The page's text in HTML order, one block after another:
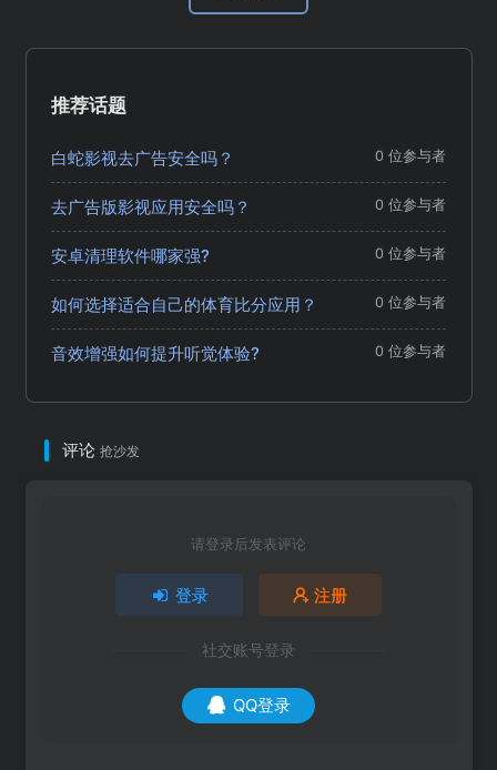
推荐话题
白蛇影视去广告安全吗？ 0 位参与者
去广告版影视应用安全吗？ 0 位参与者
安卓清理软件哪家强? 0 位参与者
如何选择适合自己的体育比分应用？ 0 位参与者
音效增强如何提升听觉体验? 0 位参与者
评论 抢沙发
请登录后发表评论
登录 注册
社交账号登录
QQ登录